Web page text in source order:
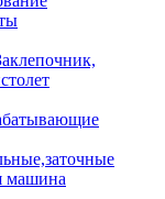
машина